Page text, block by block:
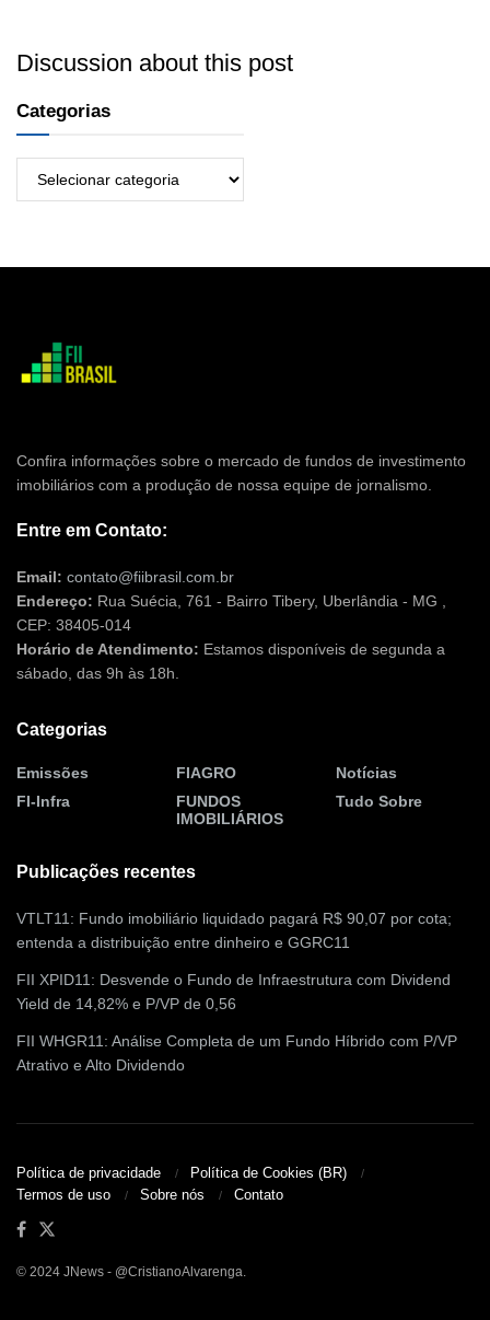
Discussion about this post
Categorias
Confira informações sobre o mercado de fundos de investimento
imobiliários com a produção de nossa equipe de jornalismo.
Entre em Contato:
Email: contato@fiibrasil.com.br
Endereço: Rua Suécia, 761 - Bairro Tibery, Uberlândia - MG ,
CEP: 38405-014
Horário de Atendimento: Estamos disponíveis de segunda a
sábado, das 9h às 18h.
Categorias
Emissões
FI-Infra
FIAGRO
FUNDOS
IMOBILIÁRIOS
Notícias
Tudo Sobre
Publicações recentes
VTLT11: Fundo imobiliário liquidado pagará R$ 90,07 por cota;
entenda a distribuição entre dinheiro e GGRC11
FII XPID11: Desvende o Fundo de Infraestrutura com Dividend
Yield de 14,82% e P/VP de 0,56
FII WHGR11: Análise Completa de um Fundo Híbrido com P/VP
Atrativo e Alto Dividendo
Política de privacidade
Política de Cookies (BR)
Termos de uso
Sobre nós Contato
© 2024 JNews - @CristianoAlvarenga.